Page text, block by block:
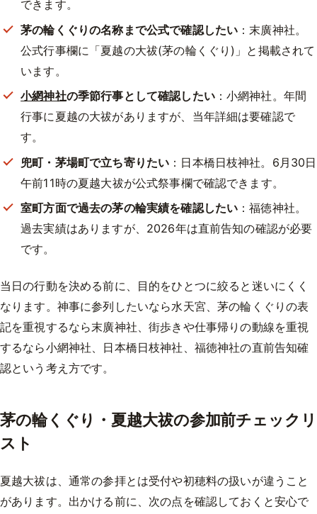
できます。
茅の輪くぐりの名称まで公式で確認したい ：末廣神社。
公式行事欄に「夏越の大祓(茅の輪くぐり)」と掲載されて
います。
小網神社の季節行事として確認したい：小網神社。年間
行事に夏越の大祓がありますが、当年詳細は要確認で
す。
兜町・茅場町で立ち寄りたい ：日本橋日枝神社。6月30日
午前11時の夏越大祓が公式祭事欄で確認できます。
室町方面で過去の茅の輪実績を確認したい ：福徳神社。
過去実績はありますが、2026年は直前告知の確認が必要
です。
当日の行動を決める前に、目的をひとつに絞ると迷いにくく
なります。神事に参列したいなら水天宮、茅の輪くぐりの表
記を重視するなら末廣神社、街歩きや仕事帰りの動線を重視
するなら小網神社、日本橋日枝神社、福徳神社の直前告知確
認という考え方です。
茅の輪くぐり・夏越大祓の参加前チェックリ
スト
夏越大祓は、通常の参拝とは受付や初穂料の扱いが違うこと
があります。出かける前に、次の点を確認しておくと安心で